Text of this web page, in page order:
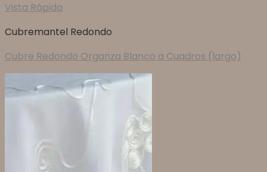
Vista Rápida
Cubremantel Redondo
Cubre Redondo Organza Blanco a Cuadros (largo)